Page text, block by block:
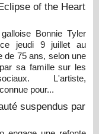
of the Heart
Bonnie Tyler
jeudi 9 juillet au
de 75 ans, selon une
sa famille sur les
L'artiste,
pour...
suspendus par